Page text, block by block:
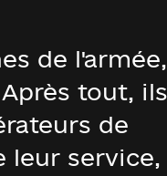
de l'armée,
tout, ils
de
leur service,